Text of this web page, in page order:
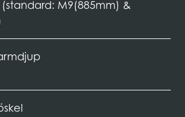
(standard: M9(885mm) &